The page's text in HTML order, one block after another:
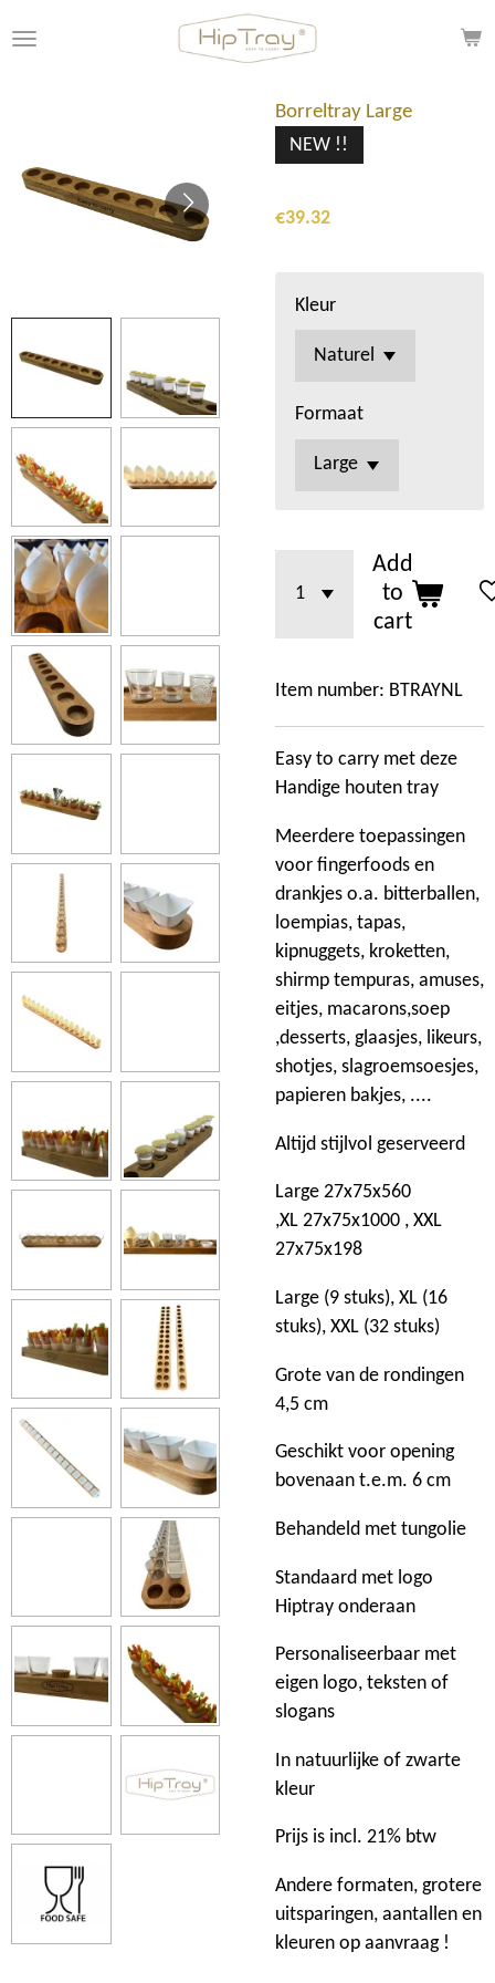
to
Borreltray Large
NEW !!
€39.32
Kleur
Formaat
Add
to
cart
Item number: BTRAYNL
Easy to carry met deze
Handige houten tray
Meerdere toepassingen
voor fingerfoods en
drankjes o.a. bitterballen,
loempias, tapas,
kipnuggets, kroketten,
shirmp tempuras, amuses,
eitjes, macarons,soep
,desserts, glaasjes, likeurs,
shotjes, slagroemsoesjes,
papieren bakjes, ....
Altijd stijlvol geserveerd
Large 27x75x560
,XL 27x75x1000 , XXL
27x75x198
Large (9 stuks), XL (16
stuks), XXL (32 stuks)
Grote van de rondingen
4,5 cm
Geschikt voor opening
bovenaan t.e.m. 6 cm
Behandeld met tungolie
Standaard met logo
Hiptray onderaan
Personaliseerbaar met
eigen logo, teksten of
slogans
In natuurlijke of zwarte
kleur
Prijs is incl. 21% btw
Andere formaten, grotere
uitsparingen, aantallen en
kleuren op aanvraag !